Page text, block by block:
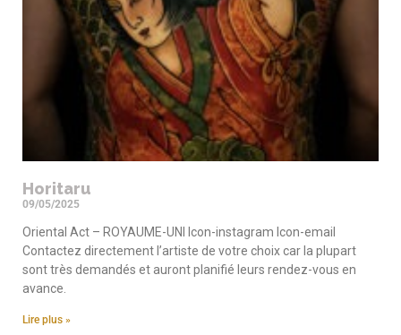
Horitaru
09/05/2025
Oriental Act – ROYAUME-UNI Icon-instagram Icon-email
Contactez directement l’artiste de votre choix car la plupart
sont très demandés et auront planifié leurs rendez-vous en
avance.
Lire plus »